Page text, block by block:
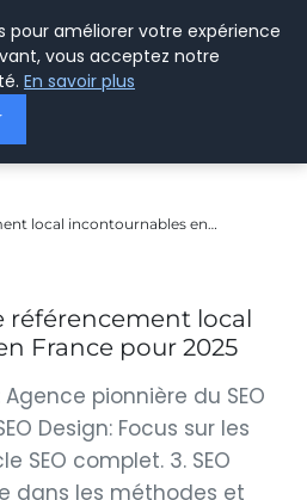
local incontournables en…
référencement local
France pour 2025
Agence pionnière du SEO
Design: Focus sur les
SEO complet. 3. SEO
dans les méthodes et
pour améliorer votre expérience
vous acceptez notre
En savoir plus